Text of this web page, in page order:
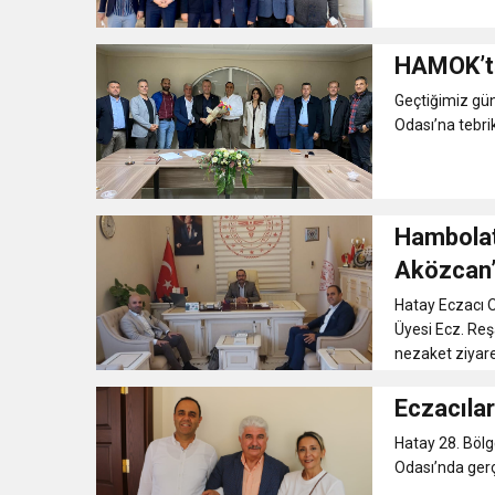
Geçtiğimiz
Odası’na
Hatay Eczacı
Üyesi Ecz.
nezaket
Hatay 28.
Odası’nda